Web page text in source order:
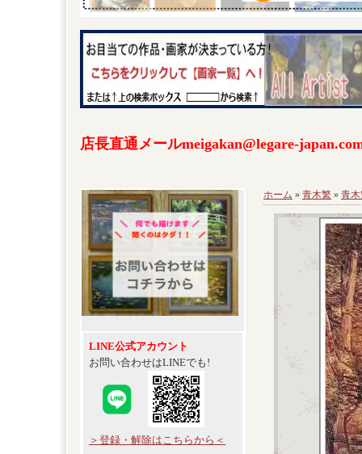
店長直通メールmeigakan@legare-
LINE公式アカウント
お問い合わせはLINEでも!
＞登録・解除はこちらから＜
ホーム » 青木繁 » 青